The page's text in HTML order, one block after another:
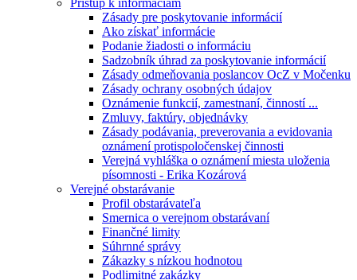
Prístup k informáciám
Zásady pre poskytovanie informácií
Ako získať informácie
Podanie žiadosti o informáciu
Sadzobník úhrad za poskytovanie informácií
Zásady odmeňovania poslancov OcZ v Močenku
Zásady ochrany osobných údajov
Oznámenie funkcií, zamestnaní, činností ...
Zmluvy, faktúry, objednávky
Zásady podávania, preverovania a evidovania
oznámení protispoločenskej činnosti
Verejná vyhláška o oznámení miesta uloženia
písomnosti - Erika Kozárová
Verejné obstarávanie
Profil obstarávateľa
Smernica o verejnom obstarávaní
Finančné limity
Súhrnné správy
Zákazky s nízkou hodnotou
Podlimitné zakázky